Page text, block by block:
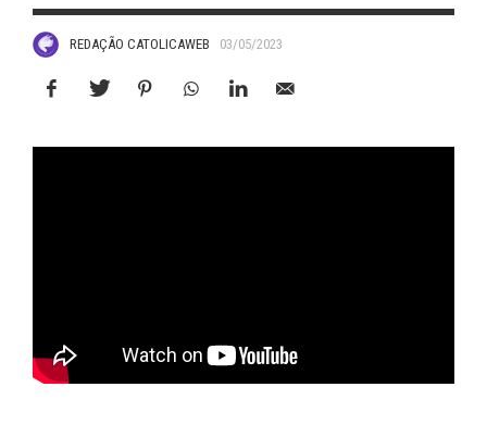
REDAÇÃO CATOLICAWEB 03/05/2023